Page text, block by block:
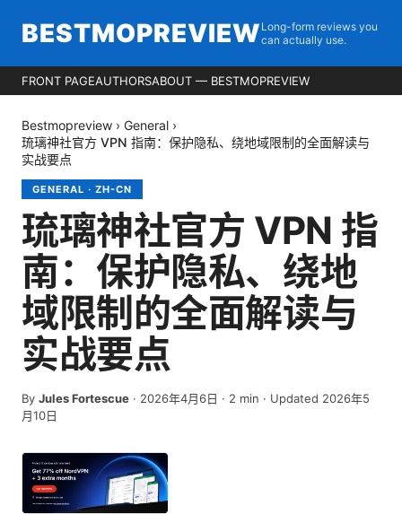
BESTMOPREVIEW Long-form reviews you
can actually use.
FRONT PAGEAUTHORSABOUT — BESTMOPREVIEW
Bestmopreview › General ›
琉璃神社官方 VPN 指南：保护隐私、绕地域限制的全面解读与
实战要点
GENERAL · ZH-CN
琉璃神社官方 VPN 指
南：保护隐私、绕地
域限制的全面解读与
实战要点
By Jules Fortescue · 2026年4月6日 · 2 min · Updated 2026年5
月10日